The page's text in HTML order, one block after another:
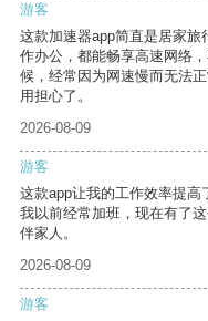
游客
这款加速器app简直是居家
作办公，都能畅享高速网络
候，经常因为网速慢而无法
用担心了。
2026-08-09
游客
这款app让我的工作效率提高
我以前经常加班，现在有了
伴家人。
2026-08-09
游客